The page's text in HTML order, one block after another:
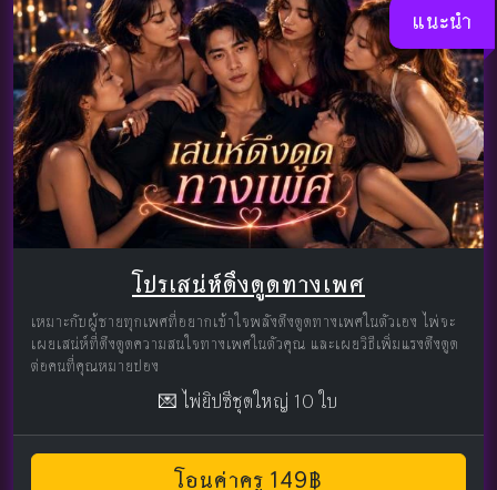
แนะนำ
โปรเสน่ห์ดึงดูดทางเพศ
เหมาะกับผู้ชายทุกเพศที่อยากเข้าใจพลังดึงดูดทางเพศในตัวเอง ไพ่จะ
เผยเสน่ห์ที่ดึงดูดความสนใจทางเพศในตัวคุณ และเผยวิธีเพิ่มแรงดึงดูด
ต่อคนที่คุณหมายปอง
💌 ไพ่ยิปซีชุดใหญ่ 10 ใบ
โอนค่าครู 149฿